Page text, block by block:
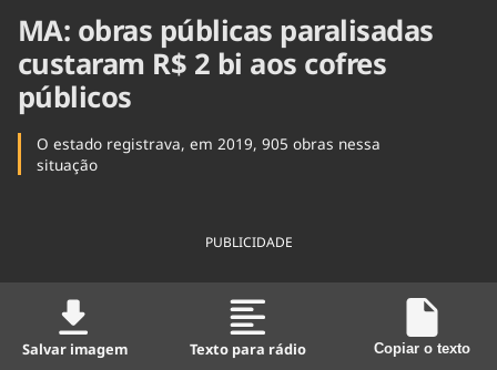
MA: obras públicas paralisadas
custaram R$ 2 bi aos cofres
públicos
O estado registrava, em 2019, 905 obras nessa
situação
PUBLICIDADE
Salvar imagem Texto para rádio Copiar o texto